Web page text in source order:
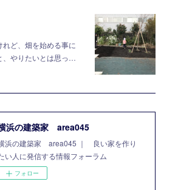
ど、畑を始める事に
やりたいとは思っ…
浜の建築家 area045
浜の建築家 area045 ｜ 良い家を作り
い人に発信する情報フォーラム
フォロー